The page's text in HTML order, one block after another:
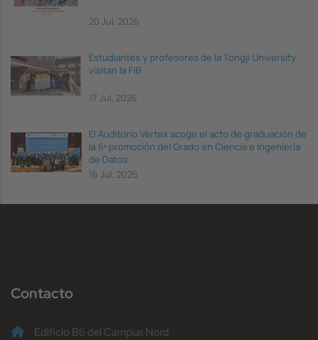
20 Jul, 2026
Estudiantes y profesores de la Tongji University
visitan la FIB
17 Jul, 2026
El Auditorio Vèrtex acoge el acto de graduación de
la 6ª promoción del Grado en Ciencia e Ingeniería
de Datos
16 Jul, 2026
Contacto
Edificio B6 del Campus Nord